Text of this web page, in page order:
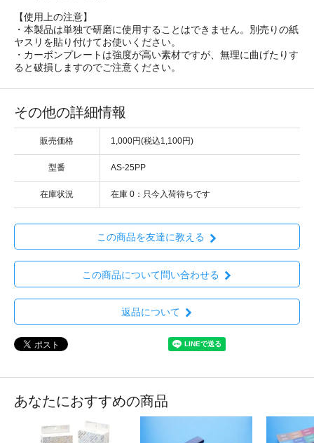
【使用上の注意】
・本製品は単独で研磨に使用することはできません。別売りの紙
ヤスリを貼り付けてお使いください。
・カーボンプレートは強度が高い素材ですが、無理に曲げたりす
ると破損しますのでご注意ください。
その他の詳細情報
販売価格 1,000円(税込1,100円)
型番 AS-25PP
在庫状況 在庫 0：只今入荷待ちです
この商品を友達に教える
この商品について問い合わせる
返品について
あなたにおすすめの商品